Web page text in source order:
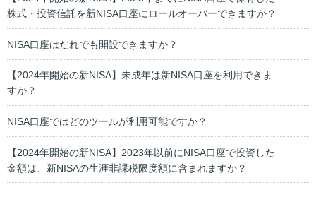
株式・投資信託を新NISA口座にロールオーバーできますか？
NISA口座はだれでも開設できますか？
【2024年開始の新NISA】未成年は新NISA口座を利用できま
すか？
NISA口座ではどのツールが利用可能ですか？
【2024年開始の新NISA】2023年以前にNISA口座で投資した
金額は、新NISAの生涯非課税限度額に含まれますか？